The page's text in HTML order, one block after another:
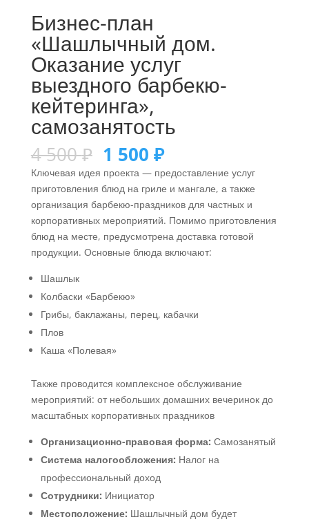
Бизнес-план
«Шашлычный дом.
Оказание услуг
выездного барбекю-
кейтеринга»,
самозанятость
4 500₽ 1 500 ₽
Ключевая идея проекта — предоставление услуг
приготовления блюд на гриле и мангале, а также
организация барбекю-праздников для частных и
корпоративных мероприятий. Помимо приготовления
блюд на месте, предусмотрена доставка готовой
продукции. Основные блюда включают:
Шашлык
Колбаски «Барбекю»
Грибы, баклажаны, перец, кабачки
Плов
Каша «Полевая»
Также проводится комплексное обслуживание
мероприятий: от небольших домашних вечеринок до
масштабных корпоративных праздников
Организационно-правовая форма: Самозанятый
Система налогообложения: Налог на
профессиональный доход
Сотрудники: Инициатор
Местоположение: Шашлычный дом будет